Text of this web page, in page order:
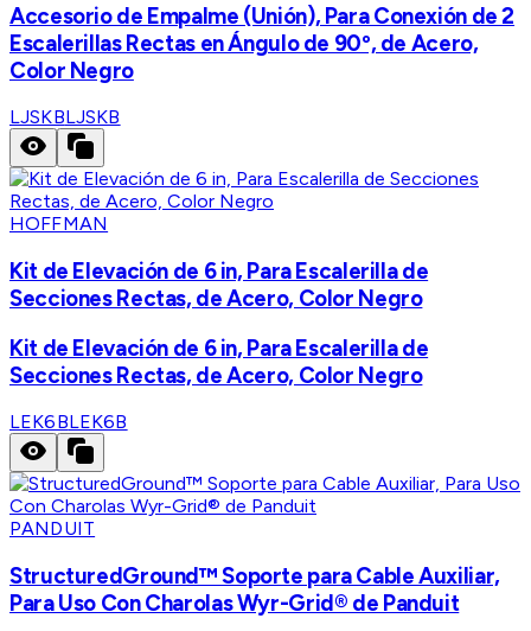
Accesorio de Empalme (Unión), Para Conexión de 2
Escalerillas Rectas en Ángulo de 90º, de Acero,
Color Negro
LJSKBLJSKB
HOFFMAN
Kit de Elevación de 6 in, Para Escalerilla de
Secciones Rectas, de Acero, Color Negro
Kit de Elevación de 6 in, Para Escalerilla de
Secciones Rectas, de Acero, Color Negro
LEK6BLEK6B
PANDUIT
StructuredGround™ Soporte para Cable Auxiliar,
Para Uso Con Charolas Wyr-Grid® de Panduit